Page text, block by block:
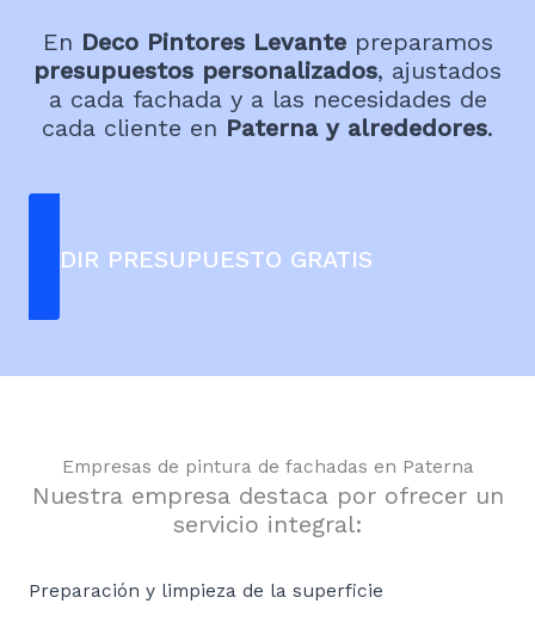
En Deco Pintores Levantepreparamos
presupuestos personalizados, ajustados
a cada fachada y a las necesidades de
cada cliente en Paterna y alrededores.
PEDIR PRESUPUESTO GRATIS
Empresas de pintura de fachadas en Paterna
Nuestra empresa destaca por ofrecer un
servicio integral:
Preparación y limpieza de la superficie